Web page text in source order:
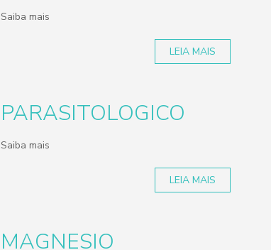
Saiba mais
LEIA MAIS
PARASITOLOGICO
Saiba mais
LEIA MAIS
MAGNESIO